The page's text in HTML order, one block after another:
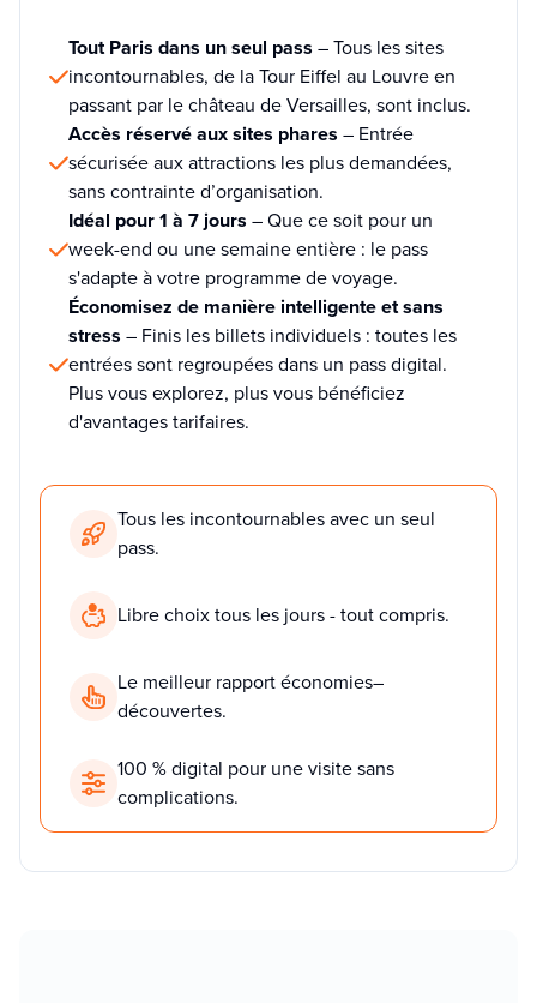
Tout Paris dans un seul pass – Tous les sites
incontournables, de la Tour Eiffel au Louvre en
passant par le château de Versailles, sont inclus.
Accès réservé aux sites phares – Entrée
sécurisée aux attractions les plus demandées,
sans contrainte d’organisation.
Idéal pour 1 à 7 jours – Que ce soit pour un
week-end ou une semaine entière : le pass
s'adapte à votre programme de voyage.
Économisez de manière intelligente et sans
stress – Finis les billets individuels : toutes les
entrées sont regroupées dans un pass digital.
Plus vous explorez, plus vous bénéficiez
d'avantages tarifaires.
Tous les incontournables avec un seul
pass.
Libre choix tous les jours - tout compris.
Le meilleur rapport économies–
découvertes.
100 % digital pour une visite sans
complications.